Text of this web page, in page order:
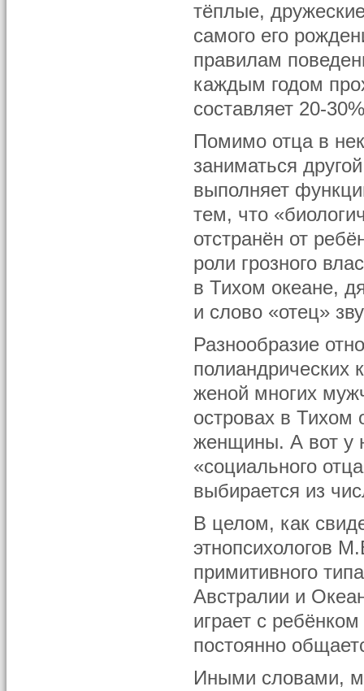
тёплые,
самого его
правилам
каждым годом
составляет 20-
Помимо отца в
заниматься
выполняет
тем, что
отстранён от
роли грозного
в Тихом океане,
и слово «отец»
Разнообразие
полиандрических
женой многих
островах в Тихом
женщины. А вот у
«социального
выбирается из
В целом, как
этнопсихологов
примитивного
Австралии и
играет с
постоянно
Иными словами,